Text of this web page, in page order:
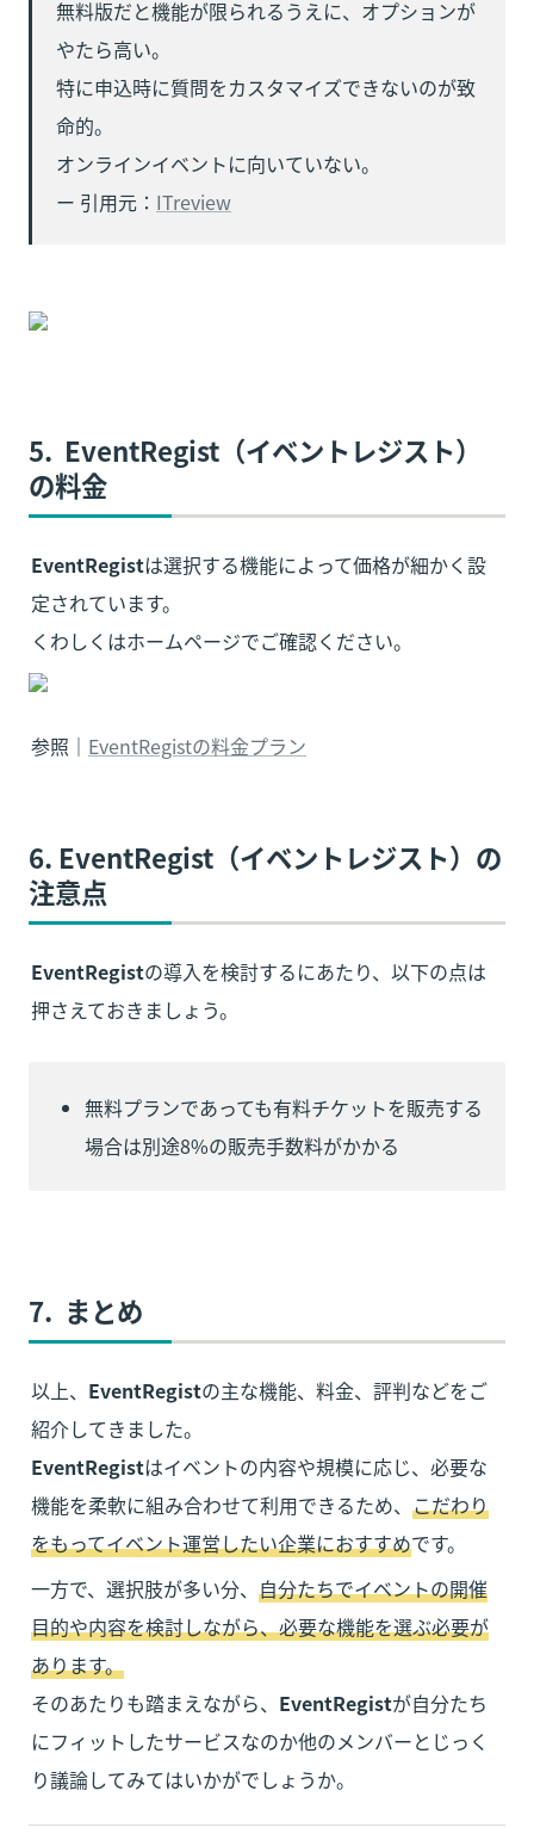
無料版だと機能が限られるうえに、オプションが
やたら高い。
特に申込時に質問をカスタマイズできないのが致
命的。
オンラインイベントに向いていない。
ー 引用元： ITreview
5.  EventRegist（イベントレジスト）
の料金
EventRegistは選択する機能によって価格が細かく設
定されています。
くわしくはホームページでご確認ください。
参照｜ EventRegistの料金プラン
6. EventRegist（イベントレジスト）の
注意点
EventRegistの導入を検討するにあたり、以下の点は
押さえておきましょう。
無料プランであっても有料チケットを販売する
場合は別途8%の販売手数料がかかる
7.  まとめ
以上、 EventRegistの主な機能、料金、評判などをご
EventRegistはイベントの内容や規模に応じ、必要な
機能を柔軟に組み合わせて利用できるため、 こだわり
をもってイベント運営したい企業におすすめです。
一方で、選択肢が多い分、 自分たちでイベントの開催
目的や内容を検討しながら、必要な機能を選ぶ必要が
あります。
そのあたりも踏まえながら、 EventRegistが自分たち
にフィットしたサービスなのか他のメンバーとじっく
り議論してみてはいかがでしょうか。